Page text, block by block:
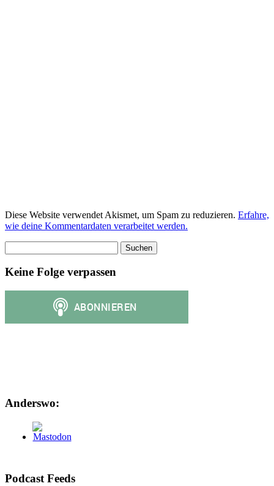
Diese Website verwendet Akismet, um Spam zu reduzieren. Erfahre,
wie deine Kommentardaten verarbeitet werden.
nach:
Keine Folge verpassen
Anderswo:
Podcast Feeds